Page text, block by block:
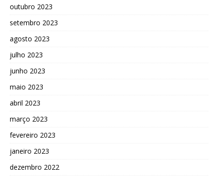
outubro 2023
setembro 2023
agosto 2023
julho 2023
junho 2023
maio 2023
abril 2023
março 2023
fevereiro 2023
janeiro 2023
dezembro 2022